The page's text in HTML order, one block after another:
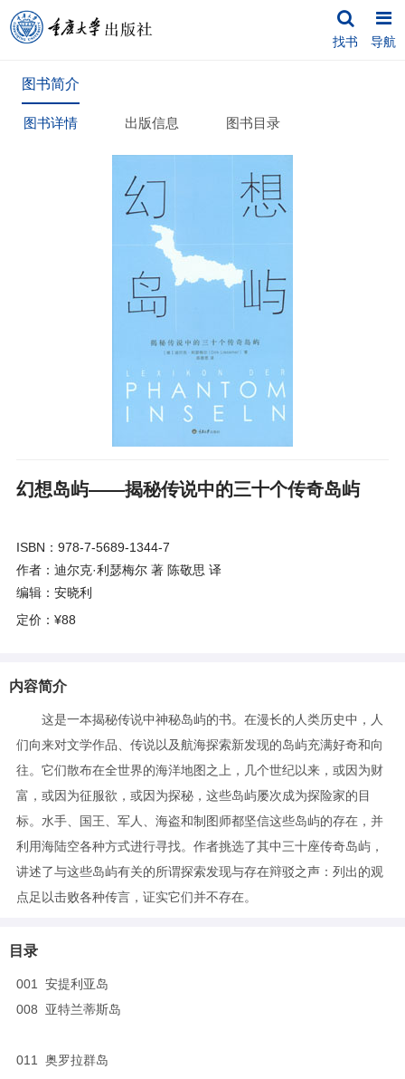
找书 导航
图书简介
图书详情 出版信息 图书目录
幻想岛屿——揭秘传说中的三十个传奇岛屿
ISBN：978-7-5689-1344-7
作者：迪尔克·利瑟梅尔 著 陈敬思 译
编辑：安晓利
定价： ¥88
内容简介
这是一本揭秘传说中神秘岛屿的书。在漫长的人类历史中，人
们向来对文学作品、传说以及航海探索新发现的岛屿充满好奇和向
往。它们散布在全世界的海洋地图之上，几个世纪以来，或因为财
富，或因为征服欲，或因为探秘，这些岛屿屡次成为探险家的目
标。水手、国王、军人、海盗和制图师都坚信这些岛屿的存在，并
利用海陆空各种方式进行寻找。作者挑选了其中三十座传奇岛屿，
讲述了与这些岛屿有关的所谓探索发现与存在辩驳之声：列出的观
点足以击败各种传言，证实它们并不存在。
目录
001 安提利亚岛
008 亚特兰蒂斯岛
011 奥罗拉群岛